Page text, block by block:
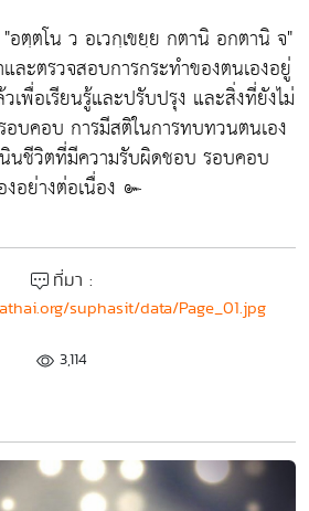
ตฺตโน ว อเวกฺเขยฺย กตานิ อกตานิ จ"
ละตรวจสอบการกระทำของตนเองอยู่
เพื่อเรียนรู้และปรับปรุง และสิ่งที่ยังไม่
อบคอบ การมีสติในการทบทวนตนเอง
นินชีวิตที่มีความรับผิดชอบ รอบคอบ
อย่างต่อเนื่อง ๛
ที่มา :
suphasit/data/Page_01.jpg
3,114